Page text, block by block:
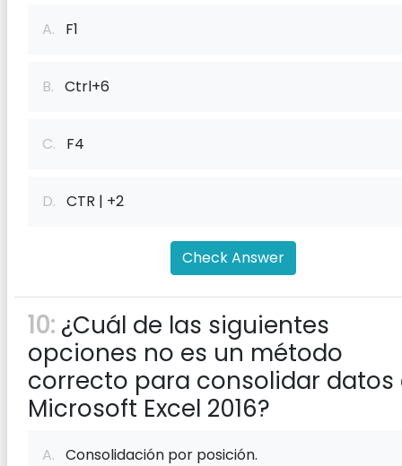
A. F1
B. Ctrl+6
C. F4
D. CTR | +2
Check Answer
10: ¿Cuál de las siguientes
opciones no es un método
correcto para consolidar datos
Microsoft Excel 2016?
A. Consolidación por posición.